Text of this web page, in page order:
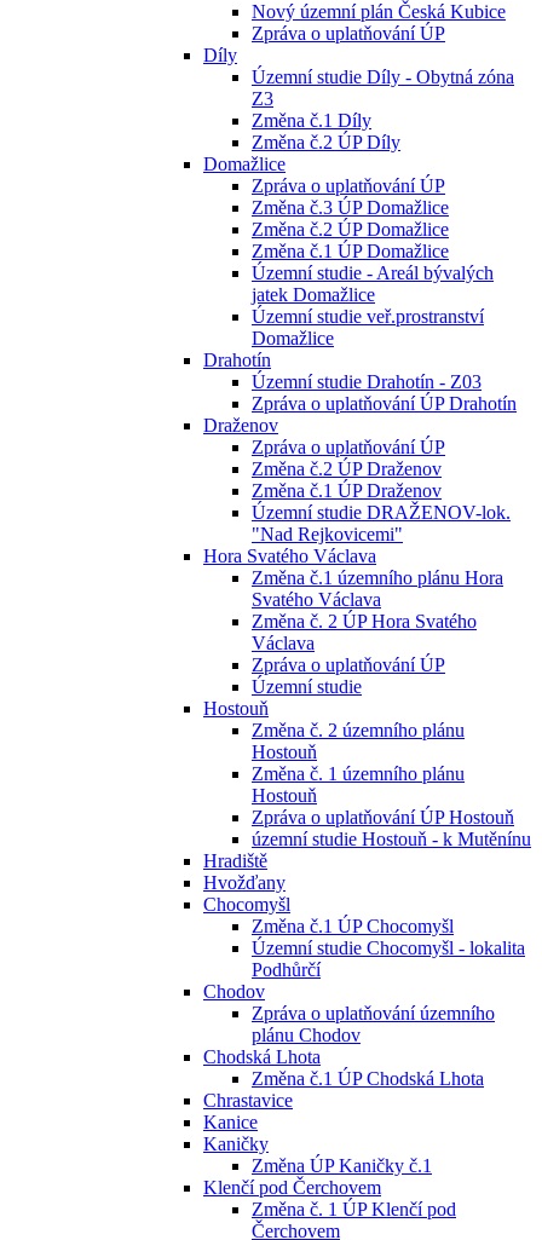
Nový územní plán Česká Kubice
Zpráva o uplatňování ÚP
Díly
Územní studie Díly - Obytná zóna
Z3
Změna č.1 Díly
Změna č.2 ÚP Díly
Domažlice
Zpráva o uplatňování ÚP
Změna č.3 ÚP Domažlice
Změna č.2 ÚP Domažlice
Změna č.1 ÚP Domažlice
Územní studie - Areál bývalých
jatek Domažlice
Územní studie veř.prostranství
Domažlice
Drahotín
Územní studie Drahotín - Z03
Zpráva o uplatňování ÚP Drahotín
Draženov
Zpráva o uplatňování ÚP
Změna č.2 ÚP Draženov
Změna č.1 ÚP Draženov
Územní studie DRAŽENOV-lok.
"Nad Rejkovicemi"
Hora Svatého Václava
Změna č.1 územního plánu Hora
Svatého Václava
Změna č. 2 ÚP Hora Svatého
Václava
Zpráva o uplatňování ÚP
Územní studie
Hostouň
Změna č. 2 územního plánu
Hostouň
Změna č. 1 územního plánu
Hostouň
Zpráva o uplatňování ÚP Hostouň
územní studie Hostouň - k Mutěnínu
Hradiště
Hvožďany
Chocomyšl
Změna č.1 ÚP Chocomyšl
Územní studie Chocomyšl - lokalita
Podhůrčí
Chodov
Zpráva o uplatňování územního
plánu Chodov
Chodská Lhota
Změna č.1 ÚP Chodská Lhota
Chrastavice
Kanice
Kaničky
Změna ÚP Kaničky č.1
Klenčí pod Čerchovem
Změna č. 1 ÚP Klenčí pod
Čerchovem